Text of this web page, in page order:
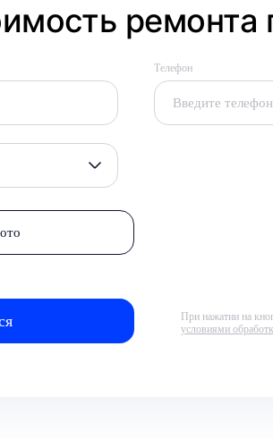
ремонта
Телефон
При нажатии на
условиями